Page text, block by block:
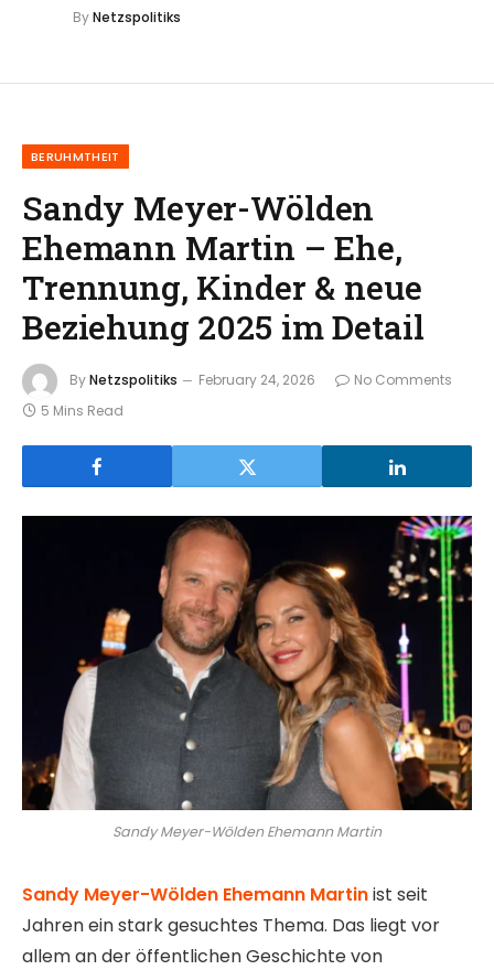
ByNetzspolitiks
BERUHMTHEIT
Sandy Meyer-Wölden
Ehemann Martin – Ehe,
Trennung, Kinder & neue
Beziehung 2025 im Detail
ByNetzspolitiks February 24, 2026
No Comments
5 Mins Read
Sandy Meyer-Wölden Ehemann Martin
Sandy Meyer-Wölden Ehemann Martinist seit
Jahren ein stark gesuchtes Thema. Das liegt vor
allem an der öffentlichen Geschichte von